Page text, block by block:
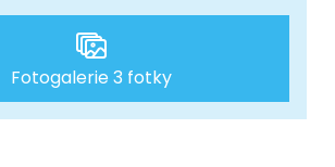
Fotogalerie 3 fotky